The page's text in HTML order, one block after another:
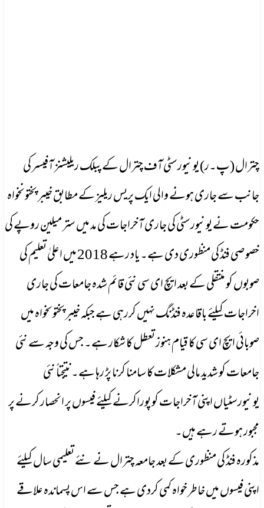
چترال (پ۔ر) یونیورسٹی آف چترال کے پبلک ریلیشنز آفیسر کی
جانب سے جاری ہونے والی ایک پریس ریلیز کے مطابق خیبر پختونخواہ
حکومت نے یونیورسٹی کی جاری آخراجات کی مد میں ستر میلین روپے کی
خصوصی فنڈ کی منظوری دی ہے۔ یاد رہے 2018 میں اعلیٰ تعلیم کی
صوبوں کو منتقلی کے بعد ایچ ای سی نئی قائم شدہ جامعات کی جاری
اخراجات کیلئے باقاعدہ فنڈنگ نہیں کررہی ہے جبکہ خیبر پختوںخواہ میں
صوبائی ایچ ای سی کا قیام ہنوز تعطل کا شکار ہے۔ جس کی وجہ سے نئی
جامعات کو شدید مالی مشکلات کا سامنا کرنا پڑ رہا ہے۔ نتیجتاً نئی
یونیورسٹیاں اپنی آخراجات کو پوراکرنے کیلئے فیسوں پر انحصار کرنے پر
مجبور ہوتے رہے ہیں۔
مذکورہ فنڈ کی منظوری کے بعد جامعہ چترال نے نئے تعلیمی سال کیلئے
اپنی فیسوں میں خاطر خواہ کمی کردی ہے جس سے اس پسماندہ علاقے